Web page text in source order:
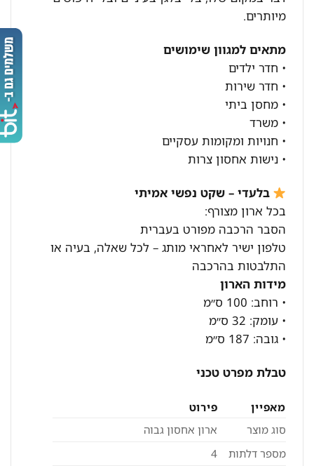
מיותרים.
מתאים למגוון שימושים
• חדר ילדים
• חדר שירות
• מחסן ביתי
• משרד
• חנויות ומקומות עסקיים
• נישות אחסון צרות
בלעדי – שקט נפשי אמיתי
בכל ארון מצורף:
הסבר הרכבה מפורט בעברית
טלפון ישיר לאחראי מותג – לכל שאלה, בעיה או
התלבטות בהרכבה
מידות הארון
• רוחב: 100 ס״מ
• עומק: 32 ס״מ
• גובה: 187 ס״מ
טבלת מפרט טכני
מאפיין
פירוט
סוג מוצר
ארון אחסון גבוה
מספר דלתות
4